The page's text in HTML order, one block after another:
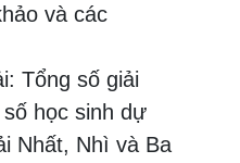
và các
Tổng số giải
học sinh dự
Nhất, Nhì và Ba